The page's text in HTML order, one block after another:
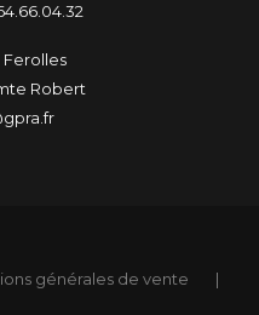
Ferolles
Robert
générales de vente
|